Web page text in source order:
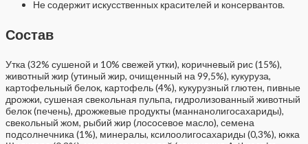
Не содержит искусственных красителей и консервантов.
Состав
Утка (32% сушеной и 10% свежей утки), коричневый рис (15%),
животный жир (утиный жир, очищенный на 99,5%), кукуруза,
картофельный белок, картофель (4%), кукурузный глютен, пивные
дрожжи, сушеная свекольная пульпа, гидролизованный животный
белок (печень), дрожжевые продукты (маннанолигосахариды),
свекольный жом, рыбий жир (лососевое масло), семена
подсолнечника (1%), минералы, ксилоолигосахариды (0,3%), юкка